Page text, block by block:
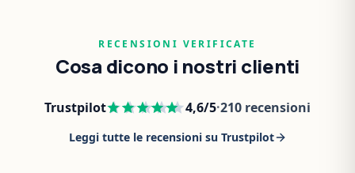
RECENSIONI VERIFICATE
Cosa dicono i nostri clienti
Trustpilot 4,6/5·210 recensioni
Leggi tutte le recensioni su Trustpilot